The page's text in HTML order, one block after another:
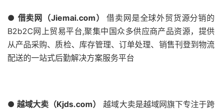
● 借卖网（Jiemai.com）借卖网是全球外贸货源分销的
B2b2C网上贸易平台,聚集中国众多供应商产品资源，提供
从产品采购、质检、库存管理、订单处理、销售刊登到物流
配送的一站式后勤解决方案服务平台
● 越域大卖（Kjds.com）
越域大卖是越域网旗下专注于跨